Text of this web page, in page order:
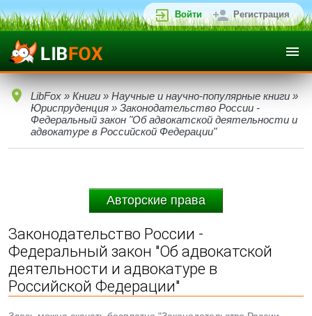
Войти Регистрация
LibFox » Книги » Научные и научно-популярные книги »
Юриспруденция » Законодательство России -
Федеральный закон "Об адвокатской деятельности и
адвокатуре в Российской Федерации"
Авторские права
Законодательство России -
Федеральный закон "Об адвокатской
деятельности и адвокатуре в
Российской Федерации"